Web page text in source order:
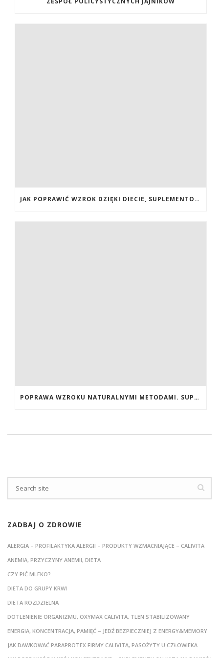
JAK POPRAWIĆ WZROK DZIĘKI DIECIE, SUPLEMENTOM BOGATYM W ANTYOKSYDANTY I WITAMINY. JAK POPRAWIĆ WZROK? DIETA NA LEPSZY WZROK. LUTEINA NA WZROK. WITAMINY NA WZROK.
POPRAWA WZROKU NATURALNYMI METODAMI. SUPLEMENTY CALIVITA NA POPRAWĘ WZROKU
ZADBAJ O ZDROWIE
ALERGIA – PROFILAKTYKA ALERGII – PRODUKTY WZMACNIAJĄCE – CALIVITA
ANEMIA, PRZYCZYNY ANEMII, DIETA
CZY PIĆ MLEKO?
DIETA DO GRUPY KRWI
DIETA ROZDZIELNA
DOTLENIENIE ORGANIZMU, OXYMAX CALIVITA, TLEN STABILIZOWANY
ENERGIA, KONCENTRACJA, PAMIĘĆ – JEDŹ BEZPIECZNIEJ Z ENERGY&MEMORY
JAK DAWKOWAĆ PARAPROTEX FIRMY CALIVITA, PASOŻYTY U CZŁOWIEKA